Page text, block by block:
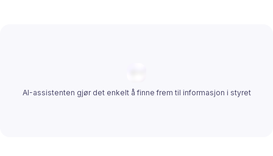
AI-assistenten gjør det enkelt å finne frem til informasjon i styret